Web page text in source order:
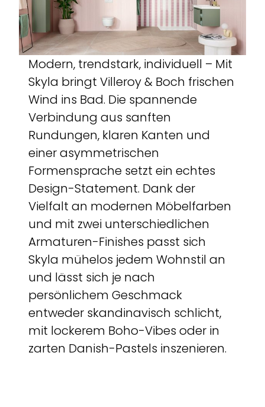
Modern, trendstark, individuell – Mit
Skyla bringt Villeroy & Boch frischen
Wind ins Bad. Die spannende
Verbindung aus sanften
Rundungen, klaren Kanten und
einer asymmetrischen
Formensprache setzt ein echtes
Design-Statement. Dank der
Vielfalt an modernen Möbelfarben
und mit zwei unterschiedlichen
Armaturen-Finishes passt sich
Skyla mühelos jedem Wohnstil an
und lässt sich je nach
persönlichem Geschmack
entweder skandinavisch schlicht,
mit lockerem Boho-Vibes oder in
zarten Danish-Pastels inszenieren.